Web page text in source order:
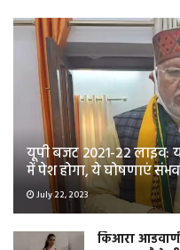
यूपी बजट 2021-22 लाइव:
में पेश होगा, ये घोषणाएं संभव
July 22, 2023
किआरा